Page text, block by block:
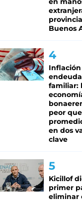
Buenos
Inflación
familiar:
peor
en dos
clave
Kicillof
primer
eliminar